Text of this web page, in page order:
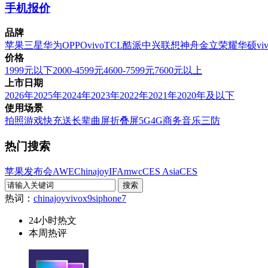
手机报价
品牌
苹果三星华为OPPOvivoTCL酷派中兴联想神舟金立荣耀华硕
价格
1999元以下2000-4599元4600-7599元7600元以上
上市日期
2026年2025年2024年2023年2022年2021年2020年及以下
使用场景
拍照游戏快充送长辈曲屏折叠屏5G4G商务音乐三防
热门搜索
苹果发布会AWEChinajoyIFAmwcCES AsiaCES
热词： chinajoyvivox9siphone7
24小时热文
本周热评